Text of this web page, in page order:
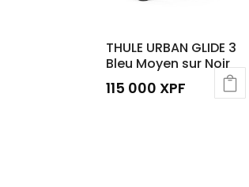
THULE URBAN GLIDE 3
Bleu Moyen sur Noir
115 000 XPF